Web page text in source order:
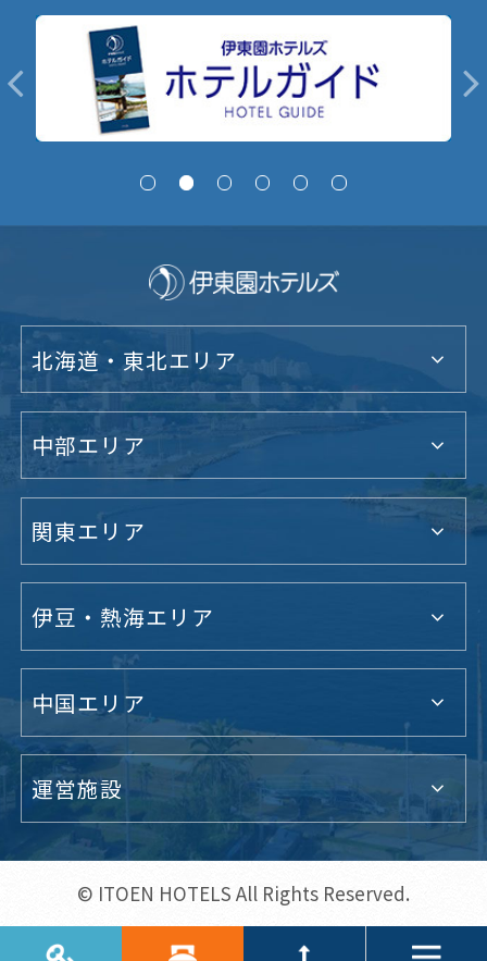
北海道・東北エリア
中部エリア
関東エリア
伊豆・熱海エリア
中国エリア
運営施設
© ITOEN HOTELS All Rights Reserved.